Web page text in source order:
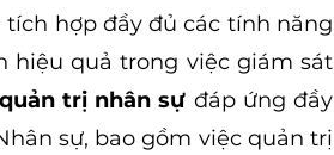
hợp đầy đủ các tính năng
hiệu quả trong việc giám sát
trị nhân sự đáp ứng đầy
sự, bao gồm việc quản trị